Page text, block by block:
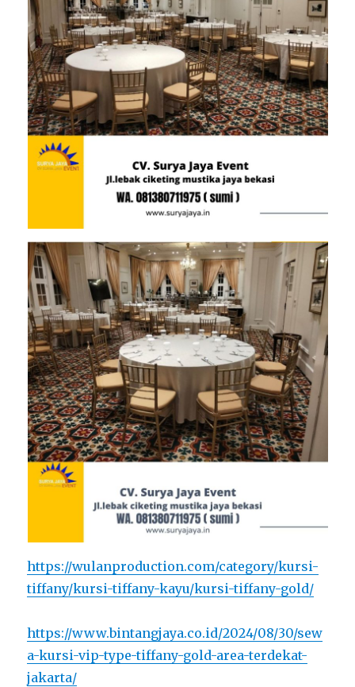
https://wulanproduction.com/category/kursi-
tiffany/kursi-tiffany-kayu/kursi-tiffany-gold/
https://www.bintangjaya.co.id/2024/08/30/sew
a-kursi-vip-type-tiffany-gold-area-terdekat-
jakarta/